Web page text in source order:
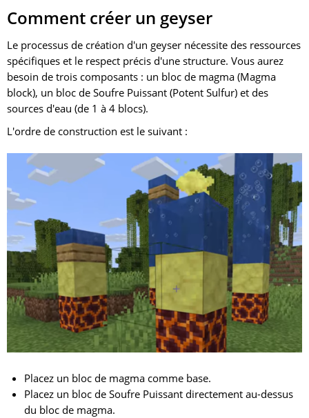
Comment créer un geyser
Le processus de création d'un geyser nécessite des ressources
spécifiques et le respect précis d'une structure. Vous aurez
besoin de trois composants : un bloc de magma (Magma
block), un bloc de Soufre Puissant (Potent Sulfur) et des
sources d'eau (de 1 à 4 blocs).
L'ordre de construction est le suivant :
Placez un bloc de magma comme base.
Placez un bloc de Soufre Puissant directement au-dessus
du bloc de magma.